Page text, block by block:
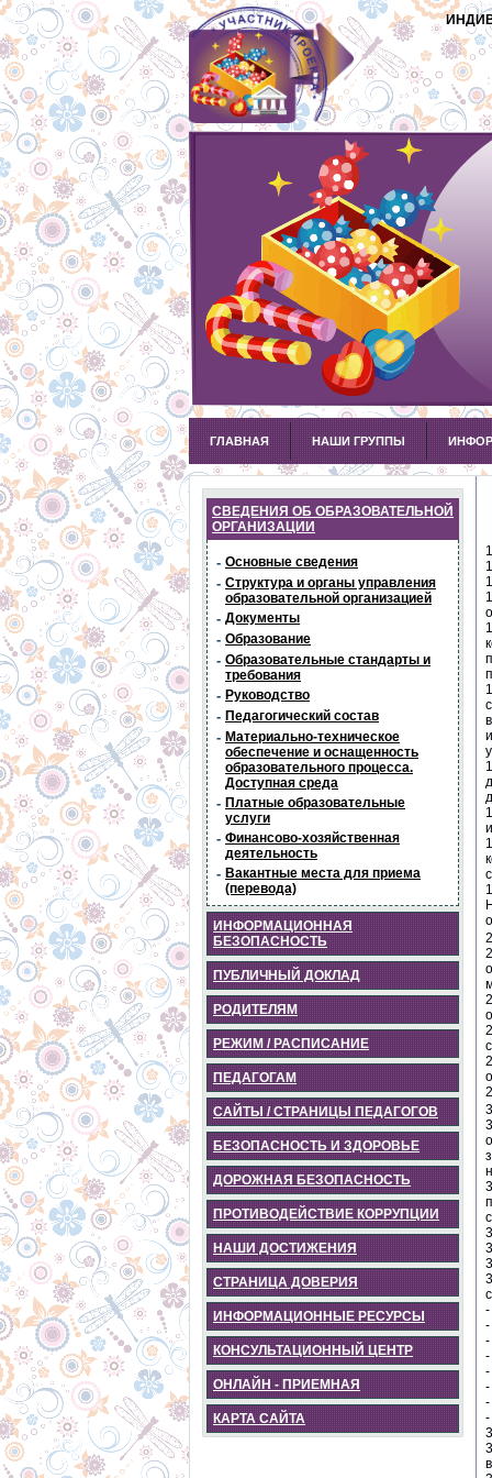
ГЛАВНАЯ НАШИ ГРУППЫ
СВЕДЕНИЯ ОБ ОБРАЗОВАТЕЛЬНОЙ
ОРГАНИЗАЦИИ
- Основные сведения
- Структура и органы управления
образовательной организацией
- Документы
- Образование
- Образовательные стандарты и
требования
- Руководство
- Педагогический состав
- Материально-техническое
обеспечение и оснащенность
образовательного процесса.
Доступная среда
- Платные образовательные
услуги
- Финансово-хозяйственная
деятельность
- Вакантные места для приема
(перевода)
ИНФОРМАЦИОННАЯ
БЕЗОПАСНОСТЬ
ПУБЛИЧНЫЙ ДОКЛАД
РОДИТЕЛЯМ
РЕЖИМ / РАСПИСАНИЕ
ПЕДАГОГАМ
САЙТЫ / СТРАНИЦЫ ПЕДАГОГОВ
БЕЗОПАСНОСТЬ И ЗДОРОВЬЕ
ДОРОЖНАЯ БЕЗОПАСНОСТЬ
ПРОТИВОДЕЙСТВИЕ КОРРУПЦИИ
НАШИ ДОСТИЖЕНИЯ
СТРАНИЦА ДОВЕРИЯ
ИНФОРМАЦИОННЫЕ РЕСУРСЫ
КОНСУЛЬТАЦИОННЫЙ ЦЕНТР
ОНЛАЙН - ПРИЕМНАЯ
КАРТА САЙТА
-
-
-
-
-
-